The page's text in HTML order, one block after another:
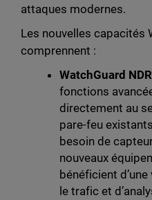
attaques modernes.
Les nouvelles capacités
comprennent :
WatchGuard
fonctions
directement au
pare-feu
besoin de
nouveaux
bénéficient
le trafic et